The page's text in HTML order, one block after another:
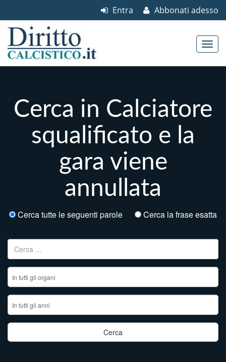
Abbonati adesso
Entra
Cerca in Calciatore
squalificato e la
gara viene
annullata
Cerca tutte le seguenti parole Cerca la frase esatta
Ricerca per: